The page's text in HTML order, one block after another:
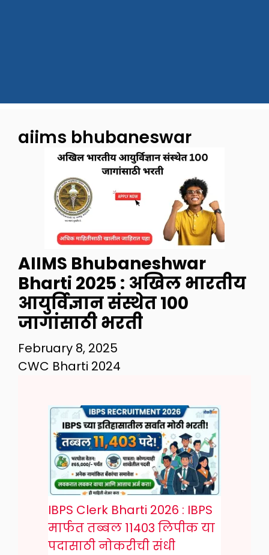
aiims bhubaneswar
AIIMS Bhubaneshwar
Bharti 2025 : अखिल भारतीय
आयुर्विज्ञान संस्थेत 100
जागांसाठी भरती
February 8, 2025
CWC Bharti 2024
IBPS Clerk Bharti 2026 : IBPS
मार्फत तब्बल 11403 लिपीक या
पदासाठी नोकरीची संधी